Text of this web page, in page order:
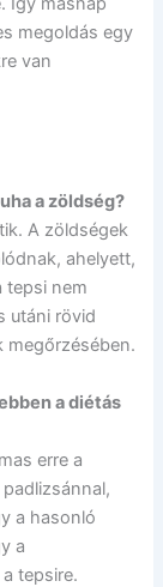
megoldás egy
van
a zöldség?
A zöldségek
ahelyett,
tepsi nem
utáni rövid
megőrzésében.
a diétás
erre a
a hasonló
a
tepsire.